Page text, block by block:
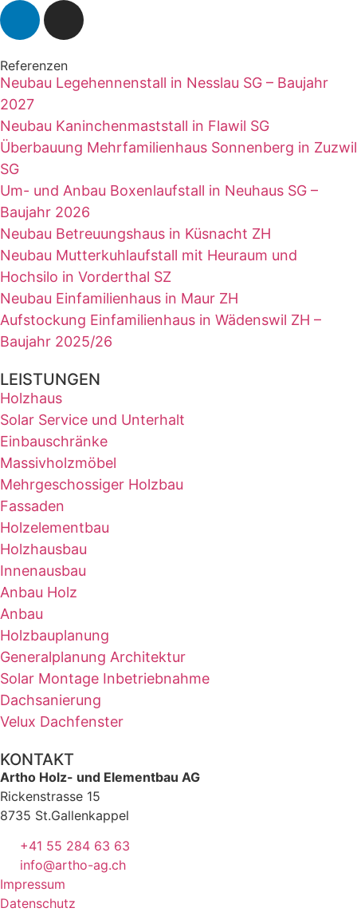
Referenzen
Neubau Legehennenstall in Nesslau SG – Baujahr
2027
Neubau Kaninchenmaststall in Flawil SG
Überbauung Mehrfamilienhaus Sonnenberg in Zuzwil
SG
Um- und Anbau Boxenlaufstall in Neuhaus SG –
Baujahr 2026
Neubau Betreuungshaus in Küsnacht ZH
Neubau Mutterkuhlaufstall mit Heuraum und
Hochsilo in Vorderthal SZ
Neubau Einfamilienhaus in Maur ZH
Aufstockung Einfamilienhaus in Wädenswil ZH –
Baujahr 2025/26
LEISTUNGEN
Holzhaus
Solar Service und Unterhalt
Einbauschränke
Massivholzmöbel
Mehrgeschossiger Holzbau
Fassaden
Holzelementbau
Holzhausbau
Innenausbau
Anbau Holz
Anbau
Holzbauplanung
Generalplanung Architektur
Solar Montage Inbetriebnahme
Dachsanierung
Velux Dachfenster
KONTAKT
Artho Holz- und Elementbau AG
Rickenstrasse 15
8735 St.Gallenkappel
+41 55 284 63 63
info@artho-ag.ch
Impressum
Datenschutz